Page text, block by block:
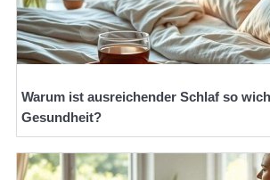
Warum ist ausreichender Schlaf so
Gesundheit?